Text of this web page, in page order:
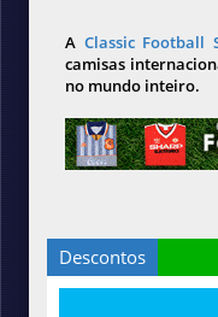
A Classic Football
camisas
no mundo inteiro.
Descontos